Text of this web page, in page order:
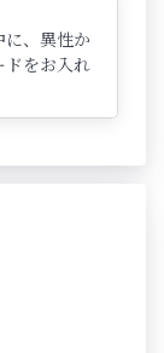
、異性か
ドをお入れ